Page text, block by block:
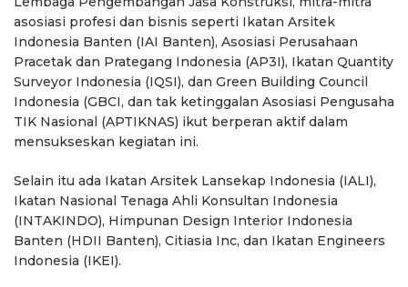
asosiasi profesi dan bisnis seperti Ikatan Arsitek
Indonesia Banten (IAI Banten), Asosiasi Perusahaan
Pracetak dan Prategang Indonesia (AP3I), Ikatan Quantity
Surveyor Indonesia (IQSI), dan Green Building Council
Indonesia (GBCI, dan tak ketinggalan Asosiasi Pengusaha
TIK Nasional (APTIKNAS) ikut berperan aktif dalam
mensukseskan kegiatan ini.
Selain itu ada Ikatan Arsitek Lansekap Indonesia (IALI),
Ikatan Nasional Tenaga Ahli Konsultan Indonesia
(INTAKINDO), Himpunan Design Interior Indonesia
Banten (HDII Banten), Citiasia Inc, dan Ikatan Engineers
Indonesia (IKEI).